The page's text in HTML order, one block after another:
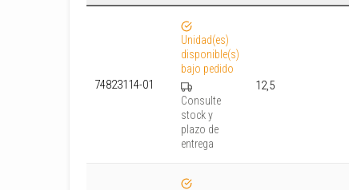
74823114-01
Unidad(es)
disponible(s)
bajo pedido
Consulte
stock y
plazo de
entrega
12,5